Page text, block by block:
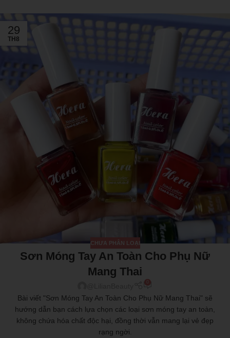
29
TH8
CHƯA PHÂN LOẠI
Sơn Móng Tay An Toàn Cho Phụ Nữ
Mang Thai
Bài viết "Sơn Móng Tay An Toàn Cho Phụ Nữ Mang Thai" sẽ
hướng dẫn bạn cách lựa chọn các loại sơn móng tay an toàn,
không chứa hóa chất độc hại, đồng thời vẫn mang lại vẻ đẹp
rạng ngời.